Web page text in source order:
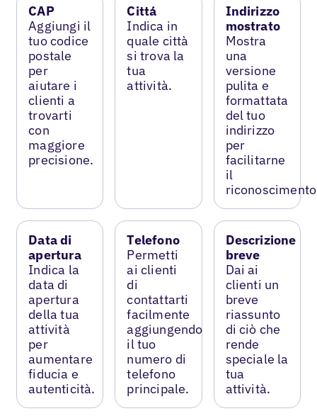
CAP
Aggiungi il
tuo codice
postale
per
aiutare i
clienti a
trovarti
con
maggiore
precisione.
Cittá
Indica in
quale città
si trova la
tua
attività.
Indirizzo
mostrato
Mostra
una
versione
pulita e
formattata
del tuo
indirizzo
per
facilitarne
il
Data di
apertura
Indica la
data di
apertura
della tua
attività
per
aumentare
fiducia e
autenticità.
Telefono
Permetti
ai clienti
di
contattarti
facilmente
aggiungendo
il tuo
numero di
telefono
principale.
Descrizione
breve
Dai ai
clienti un
breve
riassunto
di ciò che
rende
speciale la
tua
attività.